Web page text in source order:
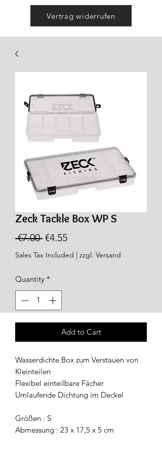
Vertrag widerrufen
Zeck Tackle Box WP S
€7.00 Regular
Price
€4.55Sale
Price
Sales Tax Included | zzgl. Versand
Quantity *
Add to Cart
Wasserdichte Box zum Verstauen von
Kleinteilen
Flexibel einteilbare Fächer
Umlaufende Dichtung im Deckel
Größen : S
Abmessung : 23 x 17,5 x 5 cm